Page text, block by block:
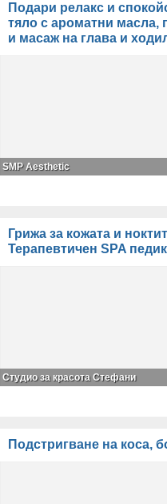
Подари релакс и
тяло с ароматни масла,
и масаж на глава и
SMP Aesthetic
Грижа за кожата и
Терапевтичен SPA
Студио за красота Стефани
Подстригване на коса,